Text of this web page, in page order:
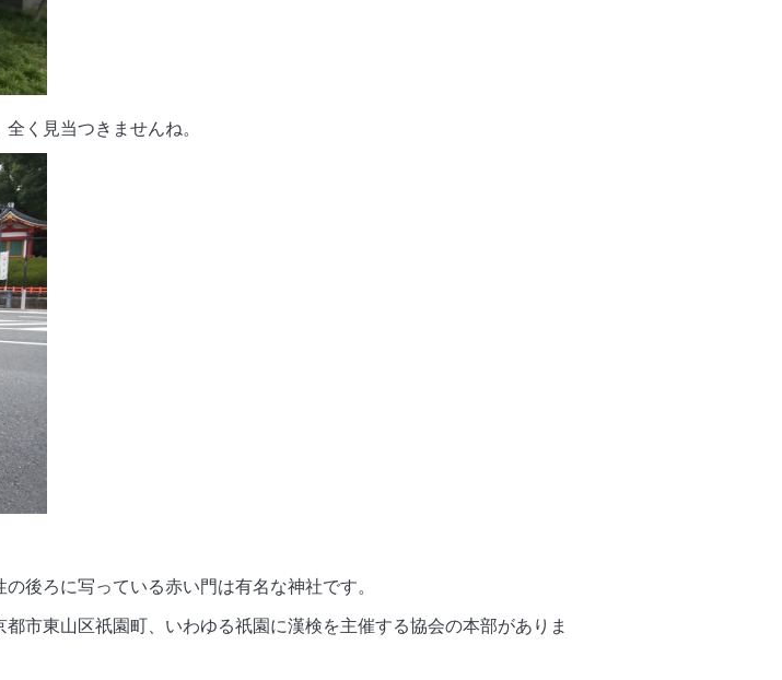
く見当つきませんね。
後ろに写っている赤い門は有名な神社です。
市東山区祇園町、いわゆる祇園に漢検を主催する協会の本部がありま